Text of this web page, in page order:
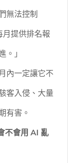
無法控制
提供排名報
。」
內一定讓它不
客入侵、大量
有害。
不會用 AI 亂